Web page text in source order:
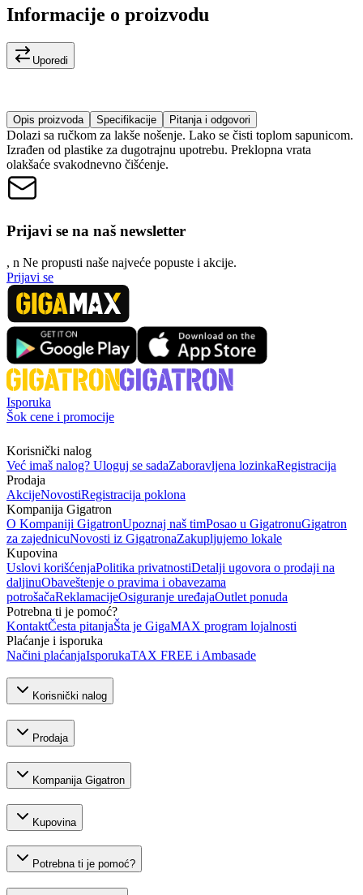
Informacije o proizvodu
Uporedi
Opis proizvoda Specifikacije Pitanja i odgovori
Dolazi sa ručkom za lakše nošenje. Lako se čisti toplom sapunicom.
Izrađen od plastike za dugotrajnu upotrebu. Preklopna vrata
olakšaće svakodnevno čišćenje.
Prijavi se na naš newsletter
, n Ne propusti naše najveće popuste i akcije.
Prijavi se
Isporuka
Šok cene i promocije
Korisnički nalog
Već imaš nalog? Uloguj se sadaZaboravljena lozinkaRegistracija
Prodaja
AkcijeNovostiRegistracija poklona
Kompanija Gigatron
O Kompaniji GigatronUpoznaj naš timPosao u GigatronuGigatron
za zajednicuNovosti iz GigatronaZakupljujemo lokale
Kupovina
Uslovi korišćenjaPolitika privatnostiDetalji ugovora o prodaji na
daljinuObaveštenje o pravima i obavezama
potrošačaReklamacijeOsiguranje uređajaOutlet ponuda
Potrebna ti je pomoć?
KontaktČesta pitanjaŠta je GigaMAX program lojalnosti
Plaćanje i isporuka
Načini plaćanjaIsporukaTAX FREE i Ambasade
Korisnički nalog
Prodaja
Kompanija Gigatron
Kupovina
Potrebna ti je pomoć?